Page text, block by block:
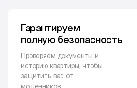
Гарантируем
полную безопасность
Проверяем документы и
историю квартиры, чтобы
защитить вас от
мошенников.